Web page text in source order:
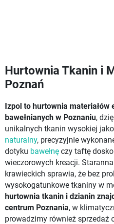
Hurtownia Tkanin i
Poznań
Izpol to hurtownia materiałów
bawełnianych w Poznaniu,
unikalnych tkanin wysokiej
naturalny, precyzyjnie
dotyku bawełnę czy taftę
wieczorowych kreacji.
krawieckich sprawia, że bez
wysokogatunkowe tkaniny w
hurtownia tkanin i dzianin
centrum Poznania, w
prowadzimy również sprzedaż